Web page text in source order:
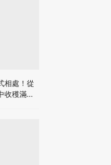
相處！從
收穫滿足